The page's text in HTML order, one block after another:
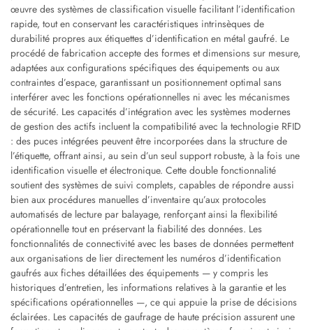
œuvre des systèmes de classification visuelle facilitant l’identification
rapide, tout en conservant les caractéristiques intrinsèques de
durabilité propres aux étiquettes d’identification en métal gaufré. Le
procédé de fabrication accepte des formes et dimensions sur mesure,
adaptées aux configurations spécifiques des équipements ou aux
contraintes d’espace, garantissant un positionnement optimal sans
interférer avec les fonctions opérationnelles ni avec les mécanismes
de sécurité. Les capacités d’intégration avec les systèmes modernes
de gestion des actifs incluent la compatibilité avec la technologie RFID
: des puces intégrées peuvent être incorporées dans la structure de
l’étiquette, offrant ainsi, au sein d’un seul support robuste, à la fois une
identification visuelle et électronique. Cette double fonctionnalité
soutient des systèmes de suivi complets, capables de répondre aussi
bien aux procédures manuelles d’inventaire qu’aux protocoles
automatisés de lecture par balayage, renforçant ainsi la flexibilité
opérationnelle tout en préservant la fiabilité des données. Les
fonctionnalités de connectivité avec les bases de données permettent
aux organisations de lier directement les numéros d’identification
gaufrés aux fiches détaillées des équipements — y compris les
historiques d’entretien, les informations relatives à la garantie et les
spécifications opérationnelles —, ce qui appuie la prise de décisions
éclairées. Les capacités de gaufrage de haute précision assurent une